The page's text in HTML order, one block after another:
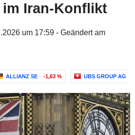
im Iran-Konflikt
um 17:59 - Geändert am
ALLIANZ SE -1,63 % UBS GROUP AG